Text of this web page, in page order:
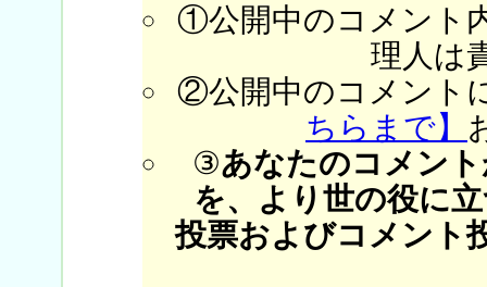
①公開中のコメント
理人は
②公開中のコメント
ちらまで】
③あなたのコメン
を、より世の役に
投票およびコメント